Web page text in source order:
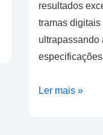
resultados
tramas digitais
ultrapassando
Sistema
Ler mais »